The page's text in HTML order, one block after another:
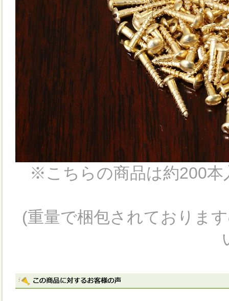
※こちらの商品は約200本
(重量で梱包されておりま